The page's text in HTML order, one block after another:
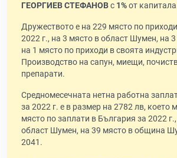
ГЕОРГИЕВ СТЕФАНОВс 1%от
Дружеството е на 229 място по
2022 г., на 3 място в област Шумен, на
на 1 място по приходи в своята
Производство на сапун, миещи,
препарати.
Средномесечната нетна работна
за 2022 г. е в размер на 2782 лв, което
място по заплати в България за 2022
област Шумен, на 39 място в община
2041.